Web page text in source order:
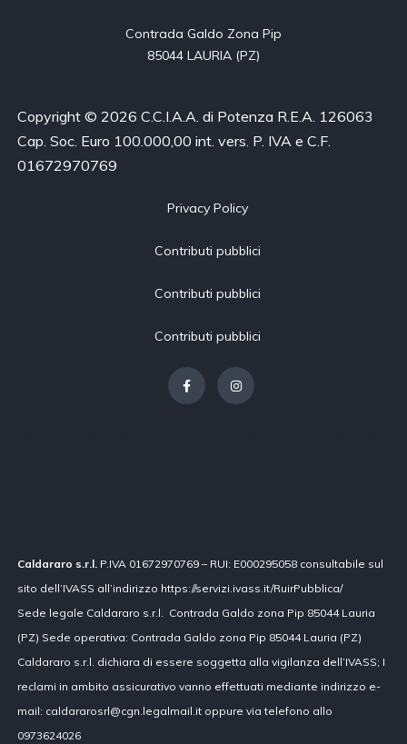
Contrada Galdo Zona Pip
85044 LAURIA (PZ)
Copyright © 2026 C.C.I.A.A. di Potenza R.E.A. 126063
Cap. Soc. Euro 100.000,00 int. vers. P. IVA e C.F.
01672970769
Privacy Policy
Contributi pubblici
Contributi pubblici
Contributi pubblici
Caldararo s.r.l. P.IVA 01672970769 – RUI: E000295058 consultabile sul
sito dell’IVASS all’indirizzo https://servizi.ivass.it/RuirPubblica/
Sede legale Caldararo s.r.l. Contrada Galdo zona Pip 85044 Lauria
(PZ) Sede operativa: Contrada Galdo zona Pip 85044 Lauria (PZ)
Caldararo s.r.l. dichiara di essere soggetta alla vigilanza dell’IVASS; I
reclami in ambito assicurativo vanno effettuati mediante indirizzo e-
mail: caldararosrl@cgn.legalmail.it oppure via telefono allo
0973624026